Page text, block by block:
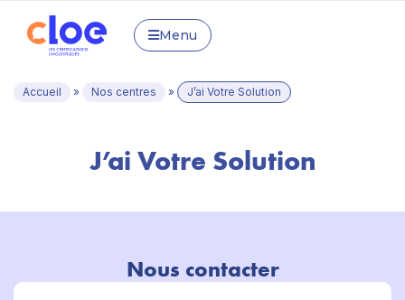
Menu
Accueil » Nos centres » J’ai Votre Solution
J’ai Votre Solution
Nous contacter